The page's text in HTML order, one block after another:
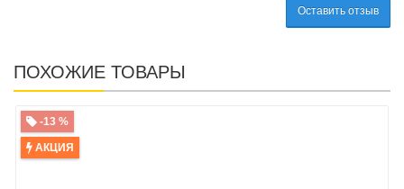
Оставить отзыв
ПОХОЖИЕ ТОВАРЫ
-13 %
АКЦИЯ